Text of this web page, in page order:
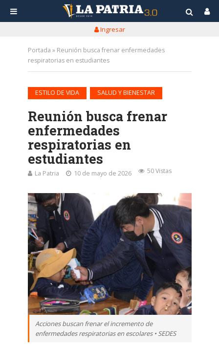
Ingresar
Portada » Reunión busca frenar enfermedades
respiratorias en estudiantes
ESTILO DE VIDA SALUD Y BIENESTAR
Reunión busca frenar
enfermedades
respiratorias en
estudiantes
La Patria 10 de mayo de 2026 50 Vistas
Acciones buscan frenar el incremento de
enfermedades respiratorias en escolares • SEDES